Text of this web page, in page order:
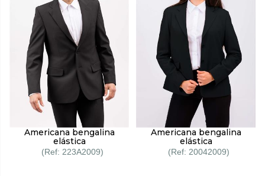
Americana bengalina
elástica
223A2009
Americana bengalina
elástica
20042009